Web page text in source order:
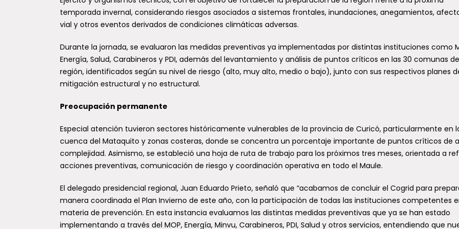
temporada invernal, considerando riesgos asociados a sistemas frontales, inundaciones, anegamientos,
vial y otros eventos derivados de condiciones climáticas adversas.
Durante la jornada, se evaluaron las medidas preventivas ya implementadas por distintas instituciones como
Energía, Salud, Carabineros y PDI, además del levantamiento y análisis de puntos críticos en las 30 comunas
región, identificados según su nivel de riesgo (alto, muy alto, medio o bajo), junto con sus respectivos planes
mitigación estructural y no estructural.
Preocupación permanente
Especial atención tuvieron sectores históricamente vulnerables de la provincia de Curicó, particularmente en
cuenca del Mataquito y zonas costeras, donde se concentra un porcentaje importante de puntos críticos de
complejidad. Asimismo, se estableció una hoja de ruta de trabajo para los próximos tres meses, orientada a
acciones preventivas, comunicación de riesgo y coordinación operativa en todo el Maule.
El delegado presidencial regional, Juan Eduardo Prieto, señaló que “acabamos de concluir el Cogrid para
manera coordinada el Plan Invierno de este año, con la participación de todas las instituciones competentes
materia de prevención. En esta instancia evaluamos las distintas medidas preventivas que ya se han estado
implementando a través del MOP, Energía, Minvu, Carabineros, PDI, Salud y otros servicios, entendiendo que
promoción de la salud en las
30 comunas del Maule
La Unidad de Promoción de la Salud
de la Seremi de Salud del Maule
organizó una jornada regional que...
viento entre Coquimbo y Los
Lagos: rachas podrían llegar
Un fenómeno de viento entre normal y
moderado impactará a diversas
zonas del país durante el domingo 9
Villagrán, conversarán con...